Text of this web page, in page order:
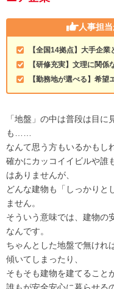
人事担
【全国14拠点】大手企
【研修充実】文理に関
【勤務地が選べる】希
「地盤」の中は普段は目
も……
なんて思う方もいるかもし
確かにカッコイイビルや誰
はありませんが、
どんな建物も「しっかりと
ません。
そういう意味では、建物の
なんです。
ちゃんとした地盤で無けれ
傾いてしまったり、
そもそも建物を建てること